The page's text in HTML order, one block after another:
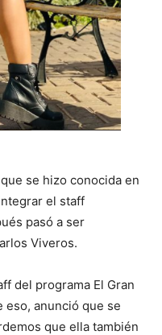
se hizo conocida en
el staff
pasó a ser
Viveros.
del programa El Gran
eso, anunció que se
que ella también